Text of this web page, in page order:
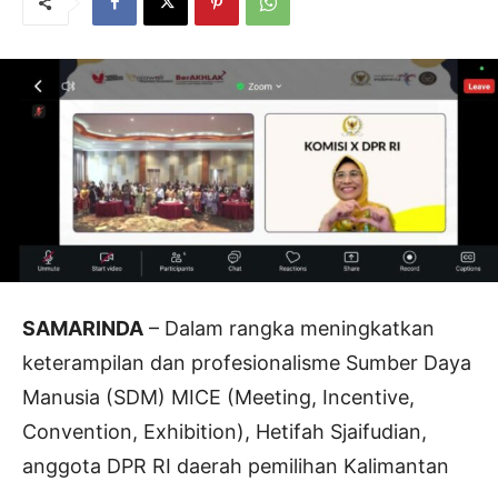
SAMARINDA – Dalam rangka meningkatkan
keterampilan dan profesionalisme Sumber Daya
Manusia (SDM) MICE (Meeting, Incentive,
Convention, Exhibition), Hetifah Sjaifudian,
anggota DPR RI daerah pemilihan Kalimantan